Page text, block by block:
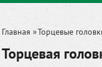
Главная »Торцевые
Торцевая